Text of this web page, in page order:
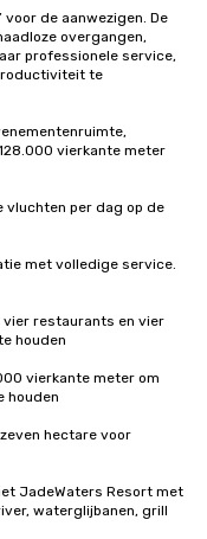
de aanwezigen. De
overgangen,
professionele service,
te
vierkante meter
vluchten per dag op de
met volledige service.
vier restaurants en vier
houden
vierkante meter om
houden
hectare voor
JadeWaters Resort met
waterglijbanen, grill